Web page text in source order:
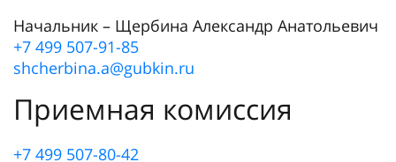
Начальник – Щербина Александр Анатольевич
+7 499 507-91-85
shcherbina.a@gubkin.ru
Приемная комиссия
+7 499 507-80-42